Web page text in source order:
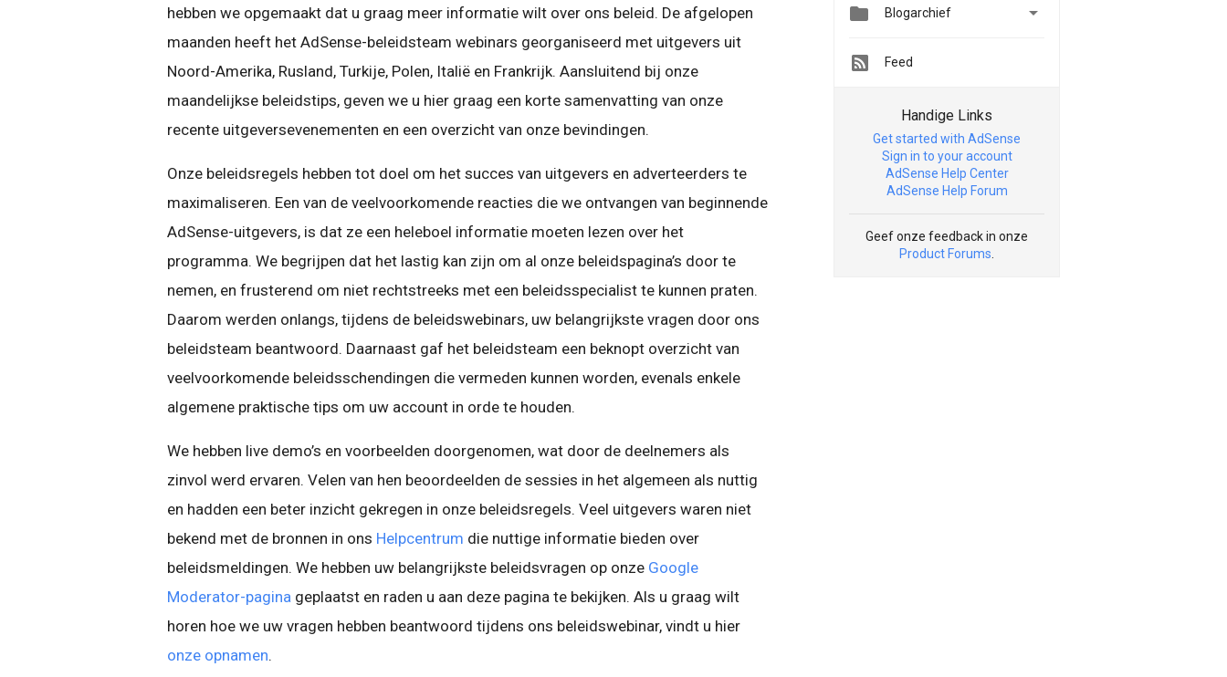
hebben we opgemaakt dat u graag meer informatie wilt over ons beleid. De afgelopen
maanden heeft het AdSense-beleidsteam webinars georganiseerd met uitgevers uit
Noord-Amerika, Rusland, Turkije, Polen, Italië en Frankrijk. Aansluitend bij onze
maandelijkse beleidstips, geven we u hier graag een korte samenvatting van onze
recente uitgeversevenementen en een overzicht van onze bevindingen.
Onze beleidsregels hebben tot doel om het succes van uitgevers en adverteerders te
maximaliseren. Een van de veelvoorkomende reacties die we ontvangen van beginnende
AdSense-uitgevers, is dat ze een heleboel informatie moeten lezen over het
programma. We begrijpen dat het lastig kan zijn om al onze beleidspagina’s door te
nemen, en frusterend om niet rechtstreeks met een beleidsspecialist te kunnen praten.
Daarom werden onlangs, tijdens de beleidswebinars, uw belangrijkste vragen door ons
beleidsteam beantwoord. Daarnaast gaf het beleidsteam een beknopt overzicht van
veelvoorkomende beleidsschendingen die vermeden kunnen worden, evenals enkele
algemene praktische tips om uw account in orde te houden.
We hebben live demo’s en voorbeelden doorgenomen, wat door de deelnemers als
zinvol werd ervaren. Velen van hen beoordeelden de sessies in het algemeen als nuttig
en hadden een beter inzicht gekregen in onze beleidsregels. Veel uitgevers waren niet
bekend met de bronnen in ons Helpcentrum die nuttige informatie bieden over
beleidsmeldingen. We hebben uw belangrijkste beleidsvragen op onze Google
Moderator-pagina geplaatst en raden u aan deze pagina te bekijken. Als u graag wilt
horen hoe we uw vragen hebben beantwoord tijdens ons beleidswebinar, vindt u hier
onze opnamen.
 Blogarchief 
Feed
Handige Links
Get started with AdSense
Sign in to your account
AdSense Help Center
AdSense Help Forum
Geef onze feedback in onze
Product Forums